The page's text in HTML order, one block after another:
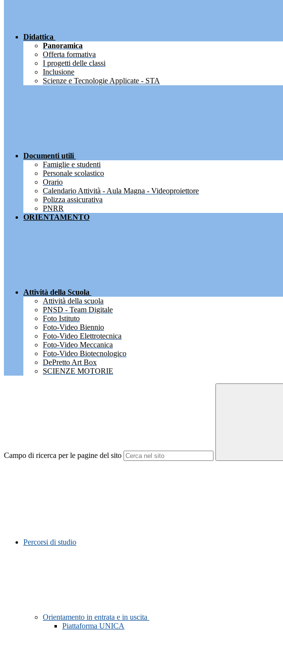
Didattica
Panoramica
Offerta formativa
I progetti delle classi
Inclusione
Scienze e Tecnologie Applicate - STA
Documenti utili
Famiglie e studenti
Personale scolastico
Orario
Calendario Attività - Aula Magna - Videoproiettore
Polizza assicurativa
PNRR
ORIENTAMENTO
Attività della Scuola
Attività della scuola
PNSD - Team Digitale
Foto Istituto
Foto-Video Biennio
Foto-Video Elettrotecnica
Foto-Video Meccanica
Foto-Video Biotecnologico
DePretto Art Box
SCIENZE MOTORIE
Campo di ricerca per le pagine del sito
Percorsi di studio
Orientamento in entrata e in uscita
Piattaforma UNICA